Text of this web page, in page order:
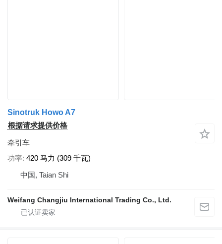
Sinotruk Howo A7
根据请求提供价格
牵引车
功率 420 马力 (309 千瓦)
中国, Taian Shi
Weifang Changjiu International Trading Co., Ltd.